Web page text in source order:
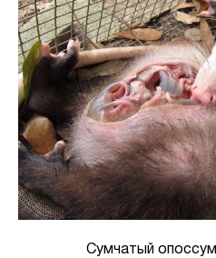
Сумчатый